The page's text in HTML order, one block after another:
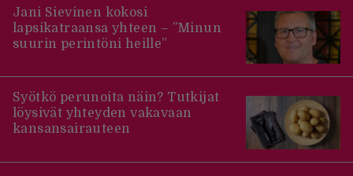
Jani Sievinen kokosi
lapsikatraansa yhteen – ”Minun
suurin perintöni heille”
Syötkö perunoita näin? Tutkijat
löysivät yhteyden vakavaan
kansansairauteen